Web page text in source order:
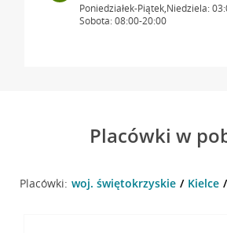
Poniedziałek-Piątek,Niedziela:
Sobota: 08:00-20:00
Placówki w
Placówki: woj. świętokrzyskie Kielce